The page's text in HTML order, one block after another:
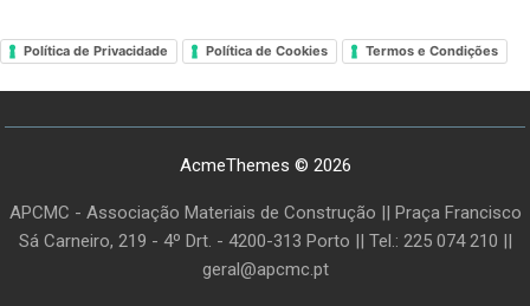
Política de Privacidade Política de Cookies Termos e Condições
AcmeThemes © 2026
APCMC - Associação Materiais de Construção || Praça Francisco
Sá Carneiro, 219 - 4º Drt. - 4200-313 Porto || Tel.: 225 074 210 ||
geral@apcmc.pt